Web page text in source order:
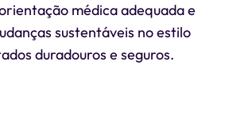
médica adequada e
sustentáveis no estilo
duradouros e seguros.